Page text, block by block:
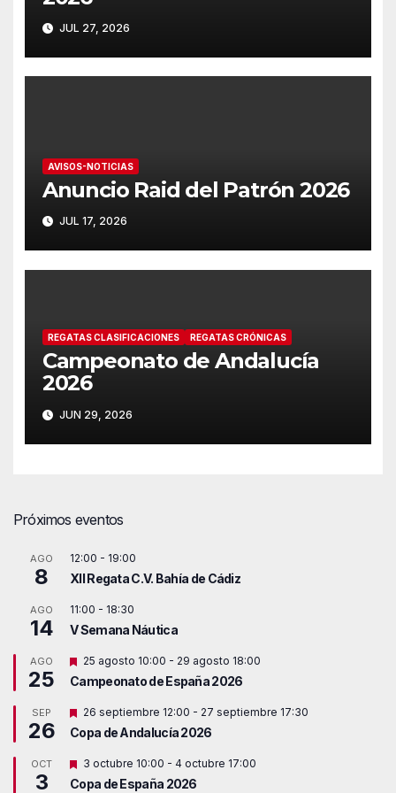
JUL 27, 2026
AVISOS-NOTICIAS
Anuncio Raid del Patrón 2026
JUL 17, 2026
REGATAS CLASIFICACIONES REGATAS CRÓNICAS
Campeonato de Andalucía
2026
JUN 29, 2026
Próximos eventos
AGO
8
12:00 - 19:00
XII Regata C.V. Bahía de Cádiz
AGO
14
11:00 - 18:30
V Semana Náutica
AGO
25
D
s
a
c
d
25 agosto 10:00 - 29 agosto 18:00
Campeonato de España 2026
SEP
26
D
s
a
c
26 septiembre 12:00 - 27 septiembre 17:30
Copa de Andalucía 2026
OCT
3
D
3 octubre 10:00 - 4 octubre 17:00
Copa de España 2026